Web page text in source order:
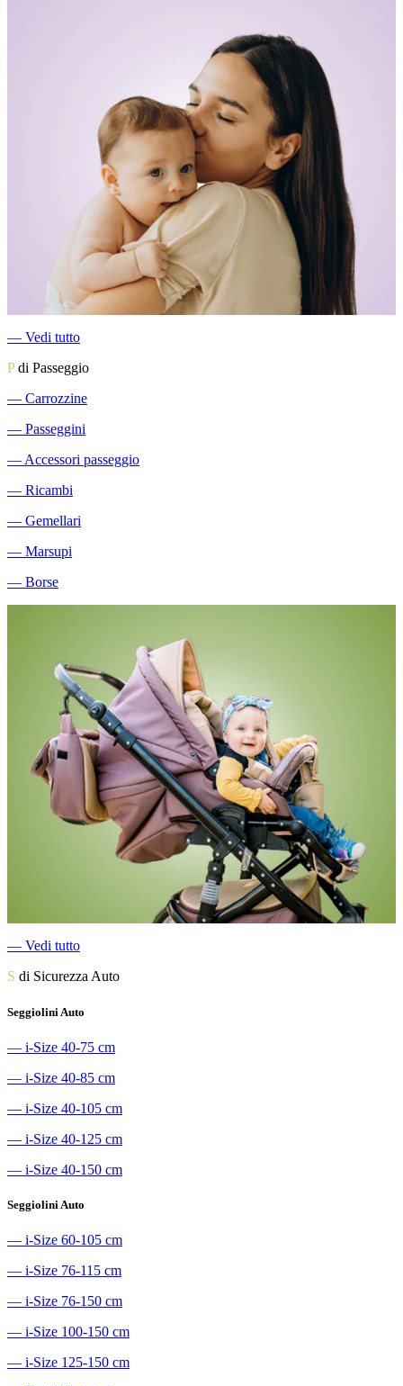
― Vedi tutto
Pdi Passeggio
― Carrozzine
― Passeggini
― Accessori passeggio
― Ricambi
― Gemellari
― Marsupi
― Borse
― Vedi tutto
S di Sicurezza Auto
Seggiolini Auto
― i-Size 40-75 cm
― i-Size 40-85 cm
― i-Size 40-105 cm
― i-Size 40-125 cm
― i-Size 40-150 cm
Seggiolini Auto
― i-Size 60-105 cm
― i-Size 76-115 cm
― i-Size 76-150 cm
― i-Size 100-150 cm
― i-Size 125-150 cm